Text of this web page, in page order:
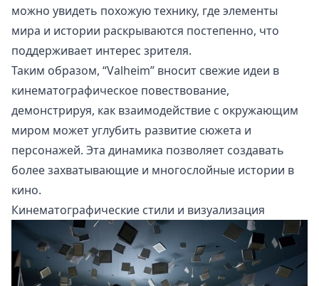
можно увидеть похожую технику, где элементы
мира и истории раскрываются постепенно, что
поддерживает интерес зрителя.
Таким образом, “Valheim” вносит свежие идеи в
кинематографическое повествование,
демонстрируя, как взаимодействие с окружающим
миром может углубить развитие сюжета и
персонажей. Эта динамика позволяет создавать
более захватывающие и многослойные истории в
кино.
Кинематографические стили и визуализация